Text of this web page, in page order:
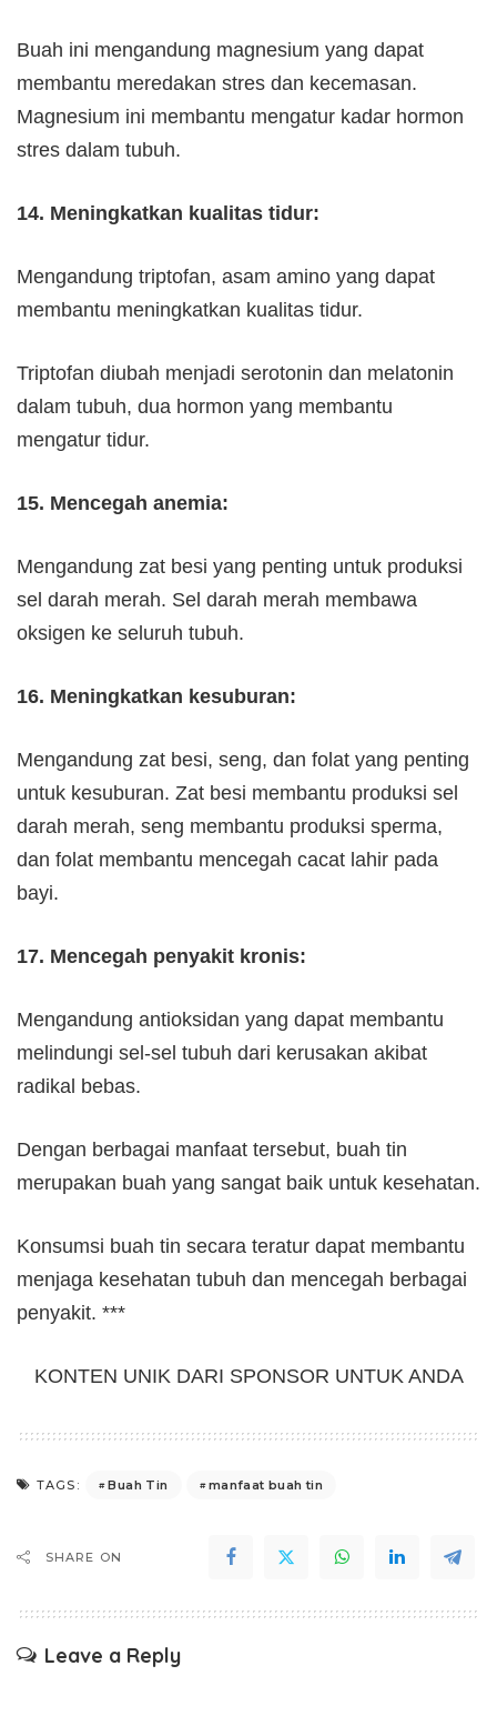
Buah ini mengandung magnesium yang dapat
membantu meredakan stres dan kecemasan.
Magnesium ini membantu mengatur kadar hormon
stres dalam tubuh.
14. Meningkatkan kualitas tidur:
Mengandung triptofan, asam amino yang dapat
membantu meningkatkan kualitas tidur.
Triptofan diubah menjadi serotonin dan melatonin
dalam tubuh, dua hormon yang membantu
mengatur tidur.
15. Mencegah anemia:
Mengandung zat besi yang penting untuk produksi
sel darah merah. Sel darah merah membawa
oksigen ke seluruh tubuh.
16. Meningkatkan kesuburan:
Mengandung zat besi, seng, dan folat yang penting
untuk kesuburan. Zat besi membantu produksi sel
darah merah, seng membantu produksi sperma,
dan folat membantu mencegah cacat lahir pada
bayi.
17. Mencegah penyakit kronis:
Mengandung antioksidan yang dapat membantu
melindungi sel-sel tubuh dari kerusakan akibat
radikal bebas.
Dengan berbagai manfaat tersebut, buah tin
merupakan buah yang sangat baik untuk kesehatan.
Konsumsi buah tin secara teratur dapat membantu
menjaga kesehatan tubuh dan mencegah berbagai
penyakit. ***
KONTEN UNIK DARI SPONSOR UNTUK ANDA
TAGS: Buah Tin manfaat buah tin
SHARE ON
Leave a Reply